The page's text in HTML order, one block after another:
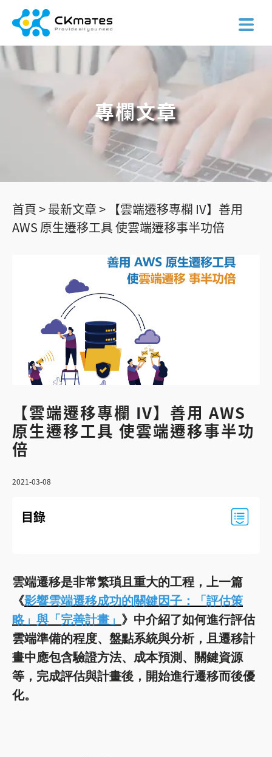
專欄文章
首頁 >最新文章 > 【雲端遷移專欄 IV】善用
AWS 原生遷移工具 使雲端遷移事半功倍
【雲端遷移專欄 IV】善用 AWS
原生遷移工具 使雲端遷移事半功
倍
2021-03-08
目錄
雲端遷移是非常繁瑣且重大的工程，上一篇
《影響雲端遷移成功的關鍵因子：「評估策
略」與「完善計畫」 》中介紹了如何進行評估
雲端準備的程度、盤點系統與分析，且遷移計
畫中應包含驗證方法、成本預測、關鍵資源
等，完成評估與計畫後，開始進行遷移而後優
化。